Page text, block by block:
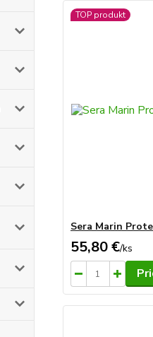
TOP produkt
Sera Marin
55,80 €/ks